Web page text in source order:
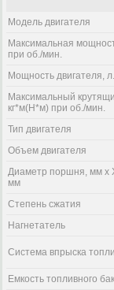
Модель двигателя
Максимальная
при об./мин.
Мощность двигателя,
Максимальный
кг*м(Н*м) при об./мин.
Тип двигателя
Объем двигателя
Диаметр поршня, мм x
мм
Степень сжатия
Нагнетатель
Система впрыска
Емкость топливного